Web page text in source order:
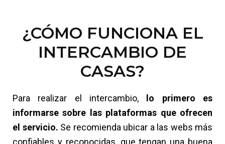
¿CÓMO FUNCIONA EL
INTERCAMBIO DE
CASAS?
Para realizar el intercambio, lo primero es
informarse sobre las plataformas que ofrecen
el servicio. Se recomienda ubicar a las webs más
confiables y reconocidas, que tengan una buena